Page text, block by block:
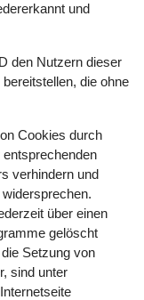
und
den Nutzern dieser
die ohne
Cookies durch
verhindern und
über einen
gelöscht
Setzung von
sind unter